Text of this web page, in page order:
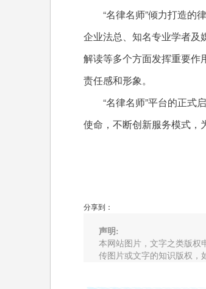
“名律名师”倾力打造的
企业法总、知名专业学者及
解读等多个方面发挥重要作
责任感和形象。
“名律名师”平台的正式
使命，不断创新服务模式，
分享到：
声明:
本网站图片，文字之类版权
传图片或文字的知识版权，